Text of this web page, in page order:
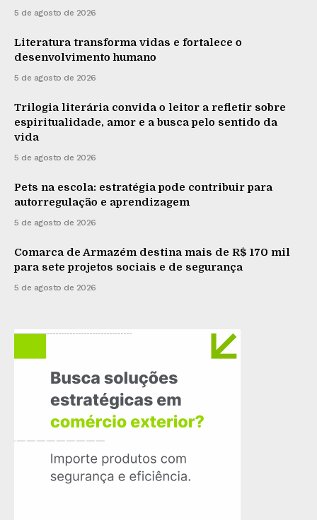
5 de agosto de 2026
Literatura transforma vidas e fortalece o
desenvolvimento humano
5 de agosto de 2026
Trilogia literária convida o leitor a refletir sobre
espiritualidade, amor e a busca pelo sentido da
vida
5 de agosto de 2026
Pets na escola: estratégia pode contribuir para
autorregulação e aprendizagem
5 de agosto de 2026
Comarca de Armazém destina mais de R$ 170 mil
para sete projetos sociais e de segurança
5 de agosto de 2026